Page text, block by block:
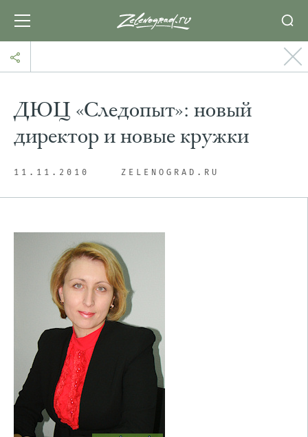
ДЮЦ «Следопыт»: новый
директор и новые кружки
11.11.2010 ZELENOGRAD.RU